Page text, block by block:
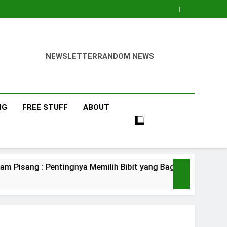
NEWSLETTERRANDOM NEWS
FREE STUFF ABOUT
Memilih Bibit yang Bagus